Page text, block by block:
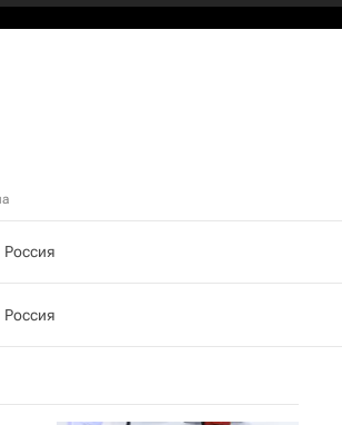
Россия
Россия